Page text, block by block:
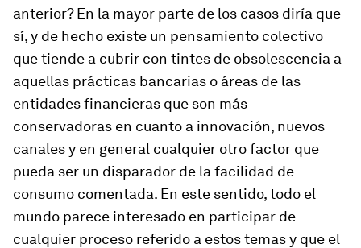
anterior? En la mayor parte de los casos diría que
sí, y de hecho existe un pensamiento colectivo
que tiende a cubrir con tintes de obsolescencia a
aquellas prácticas bancarias o áreas de las
entidades financieras que son más
conservadoras en cuanto a innovación, nuevos
canales y en general cualquier otro factor que
pueda ser un disparador de la facilidad de
consumo comentada. En este sentido, todo el
mundo parece interesado en participar de
cualquier proceso referido a estos temas y que el